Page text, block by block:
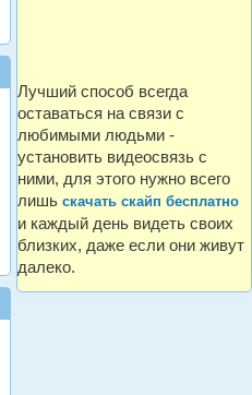
Лучший способ всегда
оставаться на связи с
любимыми людьми -
установить видеосвязь с
ними, для этого нужно всего
лишь скачать скайп бесплатно
и каждый день видеть своих
близких, даже если они живут
далеко.